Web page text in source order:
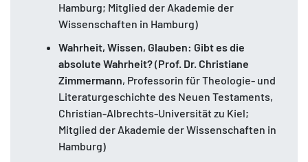
Hamburg; Mitglied der Akademie der
Wissenschaften in Hamburg)
Wahrheit, Wissen, Glauben: Gibt es die
absolute Wahrheit?(Prof. Dr. Christiane
Zimmermann, Professorin für Theologie- und
Literaturgeschichte des Neuen Testaments,
Christian-Albrechts-Universität zu Kiel;
Mitglied der Akademie der Wissenschaften in
Hamburg)